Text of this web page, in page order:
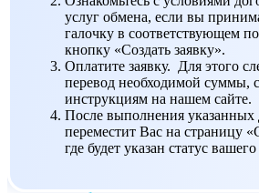
услуг обмена, если вы
галочку в соответствующем
кнопку «Создать заявку».
Оплатите заявку. Для этого
перевод необходимой суммы,
инструкциям на нашем сайте.
После выполнения указанных
переместит Вас на страницу
где будет указан статус